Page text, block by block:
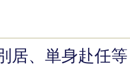
居、単身赴任